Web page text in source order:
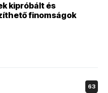
kipróbált és
finomságok
63